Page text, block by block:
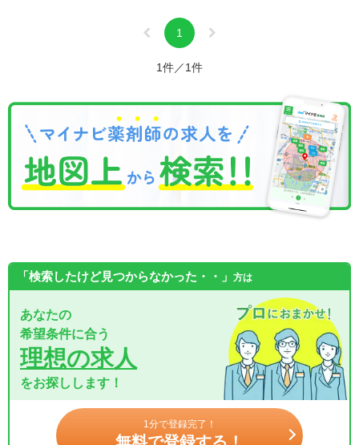
1
1件／1件
「検索したけど見つからなかった・・」 方は
あなたの
希望条件に合う
理想の求人
をお探しします！
1分で登録完了！